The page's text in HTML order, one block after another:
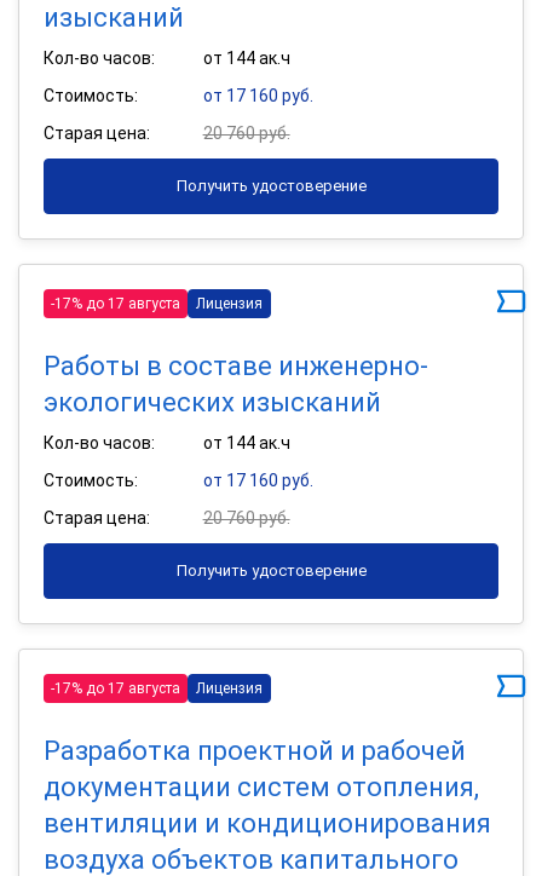
изысканий
Кол-во часов:
от 144 ак.ч
Стоимость:
от 17 160 руб.
Старая цена:
20 760 руб.
Получить удостоверение
-17% до 17 августа Лицензия
Работы в составе инженерно-
экологических изысканий
Кол-во часов:
от 144 ак.ч
Стоимость:
от 17 160 руб.
Старая цена:
20 760 руб.
Получить удостоверение
-17% до 17 августа Лицензия
Разработка проектной и рабочей
документации систем отопления,
вентиляции и кондиционирования
воздуха объектов капитального